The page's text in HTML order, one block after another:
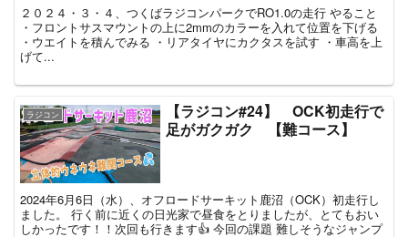
２０２４・３・４、つくばラジコンパークでRO1.0の走行 やること
・フロントサスマウントの上に2mmのカラーを入れて位置を下げる
・ウエイトを積んでみる ・リアタイヤにカクタスを試す ・車高を上
げて...
ラジコン
【ラジコン#24】 OCK初走行で
足がガクガク 【難コース】
2024年6月6日（水）、オフロードサーキット鹿沼（OCK）初走行し
ました。 行く前に近くの日光家で昼食をとりましたが、とてもおい
しかったです！！次回も行きます👍 今回の課題 難しそうなジャンプ